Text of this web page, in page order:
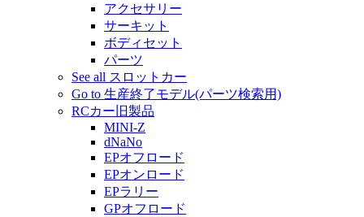
アクセサリー
サーキット
ボディセット
パーツ
See all スロットカー
Go to 生産終了モデル(パーツ検索用)
RCカー旧製品
MINI-Z
dNaNo
EPオフロード
EPオンロード
EPラリー
GPオフロード